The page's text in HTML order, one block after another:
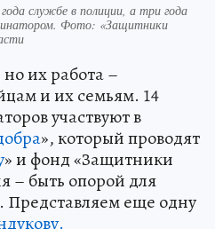
службе в полиции, а три года
Фото: «Защитники
их работа –
и их семьям. 14
участвуют в
», который проводят
» и фонд «Защитники
– быть опорой для
Представляем еще одну